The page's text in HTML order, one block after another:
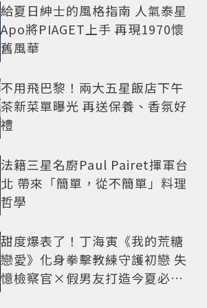
給夏日紳士的風格指南 人氣泰星
Apo將PIAGET上手 再現1970懷
舊風華
不用飛巴黎！兩大五星飯店下午
茶新菜單曝光 再送保養、香氛好
禮
法籍三星名廚Paul Pairet揮軍台
北 帶來「簡單，從不簡單」料理
哲學
甜度爆表了！丁海寅《我的荒糖
戀愛》化身拳擊教練守護初戀 失
憶檢察官×假男友打造今夏必看